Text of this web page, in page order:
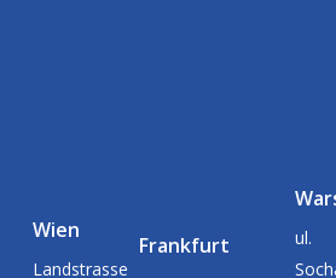
Wien
Landstrasse
Frankfurt
ul.